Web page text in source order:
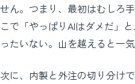
せん。つまり、最初はむしろ
こで「やっぱりAIはダメだ」
ったいない。山を越えると一
次に、内製と外注の切り分け